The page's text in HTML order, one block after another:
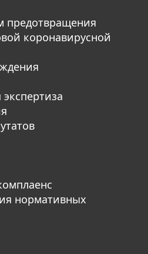
предотвращения
коронавирусной
нормативных